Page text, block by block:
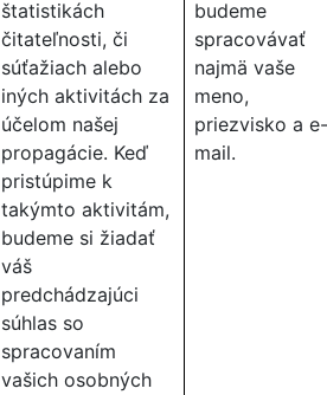
štatistikách
čitateľnosti, či
súťažiach alebo
iných aktivitách za
účelom našej
propagácie. Keď
pristúpime k
takýmto aktivitám,
budeme si žiadať
váš
predchádzajúci
súhlas so
spracovaním
vašich osobných
budeme
spracovávať
najmä vaše
meno,
priezvisko a e-
mail.